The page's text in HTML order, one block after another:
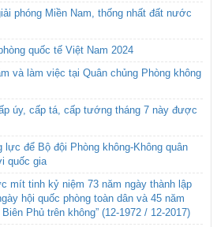
phóng Miền Nam, thống nhất đất nước
quốc tế Việt Nam 2024
và làm việc tại Quân chủng Phòng không
úy, cấp tá, cấp tướng tháng 7 này được
lực để Bộ đội Phòng không-Không quân
quốc gia
mít tinh kỷ niệm 73 năm ngày thành lập
hội quốc phòng toàn dân và 45 năm
Phủ trên không” (12-1972 / 12-2017)